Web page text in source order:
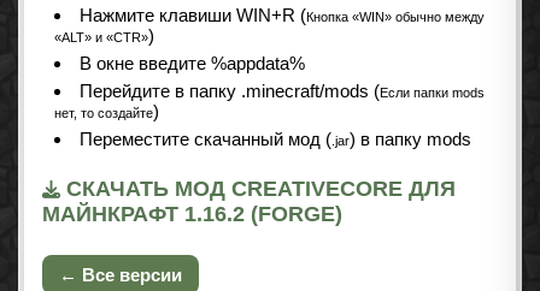
Нажмите клавиши WIN+R (Кнопка «WIN» обычно между
«ALT» и «CTR»)
В окне введите %appdata%
Перейдите в папку .minecraft/mods (Если папки mods
нет, то создайте)
Переместите скачанный мод ( .jar) в папку mods
СКАЧАТЬ МОД CREATIVECORE ДЛЯ
МАЙНКРАФТ 1.16.2 (FORGE)
← Все версии